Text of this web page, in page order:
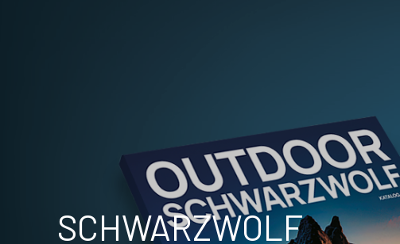
SCHWARZWOLF